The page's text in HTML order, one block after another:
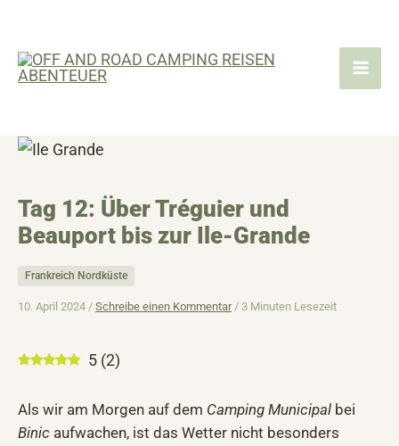
springen
Tag 12: Über Tréguier und
Beauport bis zur Ile-Grande
Frankreich Nordküste
10. April 2024 / Schreibe einen Kommentar / 3 Minuten Lesezeit
5 (2)
Als wir am Morgen auf dem Camping Municipal bei
Binic aufwachen, ist das Wetter nicht besonders